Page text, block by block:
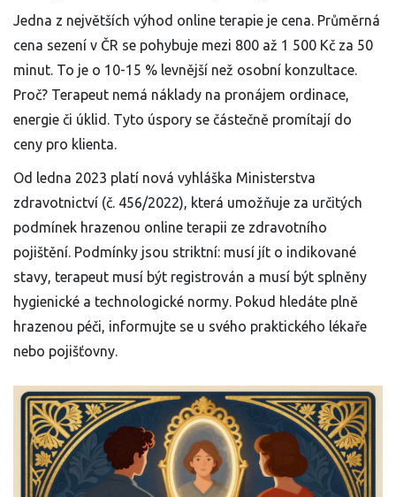
Jedna z největších výhod online terapie je cena. Průměrná
cena sezení v ČR se pohybuje mezi 800 až 1 500 Kč za 50
minut. To je o 10-15 % levnější než osobní konzultace.
Proč? Terapeut nemá náklady na pronájem ordinace,
energie či úklid. Tyto úspory se částečně promítají do
ceny pro klienta.
Od ledna 2023 platí nová vyhláška Ministerstva
zdravotnictví (č. 456/2022), která umožňuje za určitých
podmínek hrazenou online terapii ze zdravotního
pojištění. Podmínky jsou striktní: musí jít o indikované
stavy, terapeut musí být registrován a musí být splněny
hygienické a technologické normy. Pokud hledáte plně
hrazenou péči, informujte se u svého praktického lékaře
nebo pojišťovny.